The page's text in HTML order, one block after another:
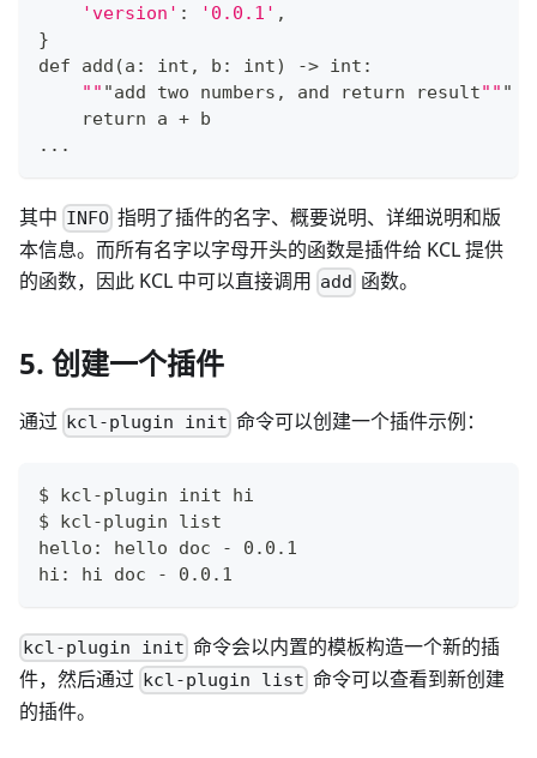
'version' : '0.0.1' ,
}
def add (a: int, b: int) -> int:
"" "add two numbers, and return result"" "
return a + b
.. .
其中 INFO 指明了插件的名字、概要说明、详细说明和版
本信息。而所有名字以字母开头的函数是插件给 KCL 提供
的函数，因此 KCL 中可以直接调用 add 函数。
5. 创建一个插件
通过 kcl-plugin init 命令可以创建一个插件示例：
$ kcl-plugin init hi
$ kcl-plugin list
hello: hello doc - 0.0.1
hi: hi doc - 0.0.1
kcl-plugin init 命令会以内置的模板构造一个新的插
件，然后通过 kcl-plugin list 命令可以查看到新创建
的插件。